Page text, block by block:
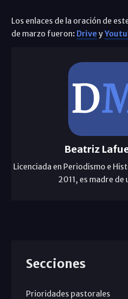
Los enlaces de la oración de
de marzo fueron: Drive y
Beatriz
Licenciada en Periodismo e
2011, es madre de
Secciones
Prioridades pastorales